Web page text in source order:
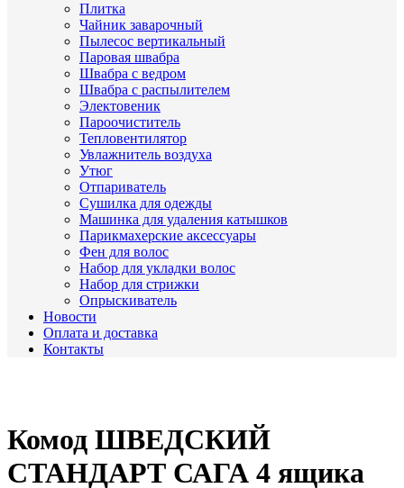
Плитка
Чайник заварочный
Пылесос вертикальный
Паровая швабра
Швабра с ведром
Швабра с распылителем
Электовеник
Пароочиститель
Тепловентилятор
Увлажнитель воздуха
Утюг
Отпариватель
Сушилка для одежды
Машинка для удаления катышков
Парикмахерские аксессуары
Фен для волос
Набор для укладки волос
Набор для стрижки
Опрыскиватель
Новости
Оплата и доставка
Контакты
Комод ШВЕДСКИЙ
СТАНДАРТ САГА 4 ящика